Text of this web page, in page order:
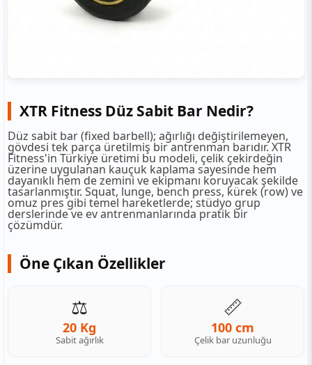
XTR Fitness Düz Sabit Bar Nedir?
Düz sabit bar (fixed barbell); ağırlığı değiştirilemeyen,
gövdesi tek parça üretilmiş bir antrenman barıdır. XTR
Fitness'in Türkiye üretimi bu modeli, çelik çekirdeğin
üzerine uygulanan kauçuk kaplama sayesinde hem
dayanıklı hem de zemini ve ekipmanı koruyacak şekilde
tasarlanmıştır. Squat, lunge, bench press, kürek (row) ve
omuz pres gibi temel hareketlerde; stüdyo grup
derslerinde ve ev antrenmanlarında pratik bir
çözümdür.
Öne Çıkan Özellikler
⚖️
20 Kg
Sabit ağırlık
📏
100 cm
Çelik bar uzunluğu